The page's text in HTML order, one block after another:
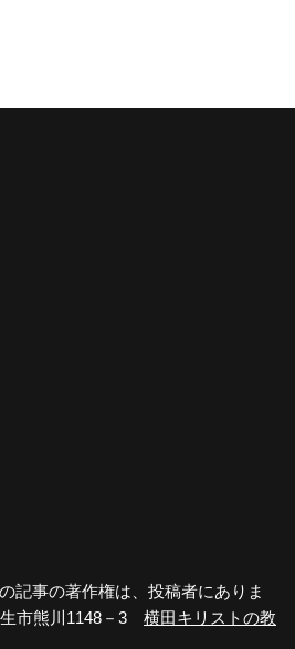
記事の著作権は、投稿者にありま
市熊川1148－3 横田キリストの教